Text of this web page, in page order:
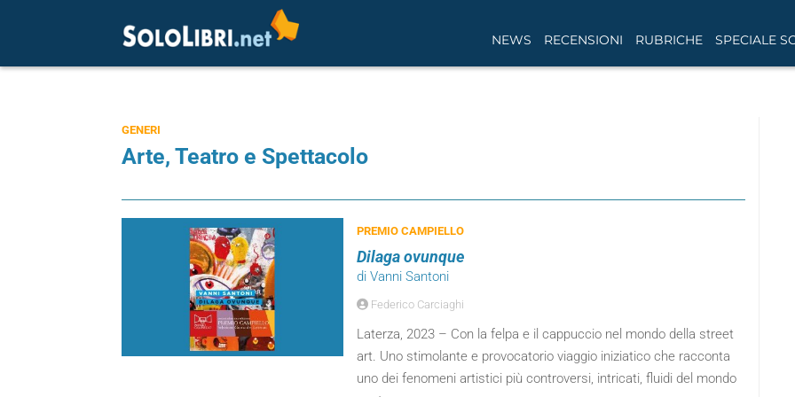
NEWS RECENSIONI RUBRICHE SPECIALE
GENERI
Arte, Teatro e Spettacolo
PREMIO CAMPIELLO
Dilaga ovunque
di Vanni Santoni
Federico Carciaghi
Laterza, 2023 – Con la felpa e il cappuccio nel mondo della street
art. Uno stimolante e provocatorio viaggio iniziatico che racconta
uno dei fenomeni artistici più controversi, intricati, fluidi del mondo